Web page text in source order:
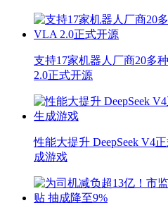
支持17家机器人厂商20多
2.0正式开源
性能大提升 DeepSeek V4
成游戏